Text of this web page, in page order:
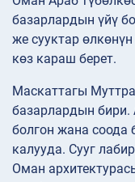
базарлардын үйү
же сууктар
көз караш берет.
Маскаттагы
базарлардын
болгон жана соода
калууда. Сууг
Оман